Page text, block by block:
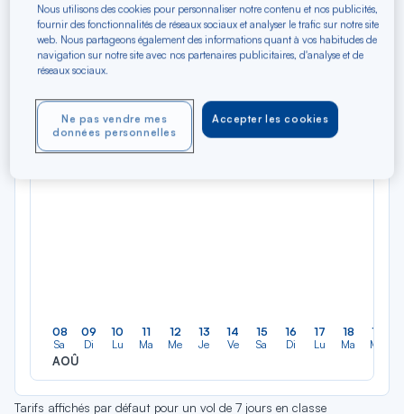
Filtrer Vider
Précédent Aller / Retour — Économique
08
Sa
AOÛ
09
Di
10
Lu
11
Ma
12
Me
13
Je
14
Ve
15
Sa
16
Di
17
Lu
18
Ma
19
Me
Tarifs affichés par défaut pour un vol de 7 jours en classe
Nous utilisons des cookies pour personnaliser notre contenu et nos publicités,
fournir des fonctionnalités de réseaux sociaux et analyser le trafic sur notre site
web. Nous partageons également des informations quant à vos habitudes de
navigation sur notre site avec nos partenaires publicitaires, d'analyse et de
réseaux sociaux.
Accepter les cookies
Ne pas vendre mes
données personnelles